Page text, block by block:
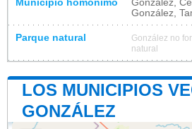
Municipio homónimo
González,
González,
Parque natural
González no
natural
LOS MUNICIPIOS
GONZÁLEZ